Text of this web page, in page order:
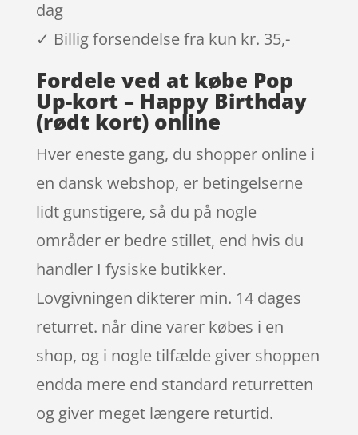
dag
✓ Billig forsendelse fra kun kr. 35,-
Fordele ved at købe Pop
Up-kort – Happy Birthday
(rødt kort) online
Hver eneste gang, du shopper online i
en dansk webshop, er betingelserne
lidt gunstigere, så du på nogle
områder er bedre stillet, end hvis du
handler I fysiske butikker.
Lovgivningen dikterer min. 14 dages
returret. når dine varer købes i en
shop, og i nogle tilfælde giver shoppen
endda mere end standard returretten
og giver meget længere returtid.